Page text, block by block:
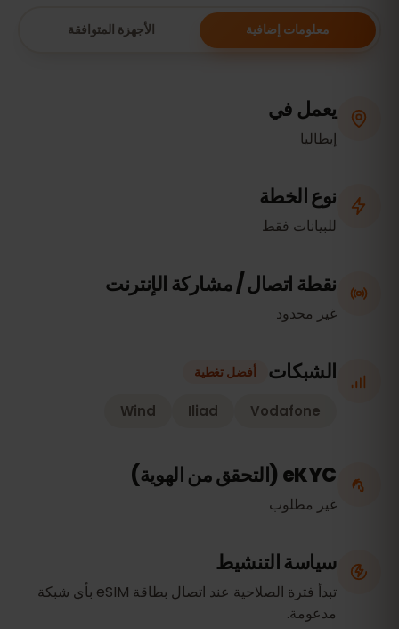
معلومات إضافية الأجهزة المتوافقة
يعمل في
إيطاليا
نوع الخطة
للبيانات فقط
نقطة اتصال / مشاركة الإنترنت
غير محدود
الشبكات أفضل تغطية
Vodafone
Iliad
Wind
eKYC (التحقق من الهوية)
غير مطلوب
سياسة التنشيط
تبدأ فترة الصلاحية عند اتصال بطاقة eSIM بأي شبكة
مدعومة.